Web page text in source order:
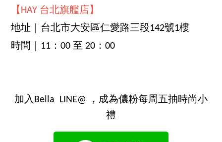
【HAY 台北旗艦店】
地址｜台北市大安區仁愛路三段142號1樓
時間｜11：00 至 20：00
加入Bella LINE@ ，成為儂粉每周五抽時尚小
禮